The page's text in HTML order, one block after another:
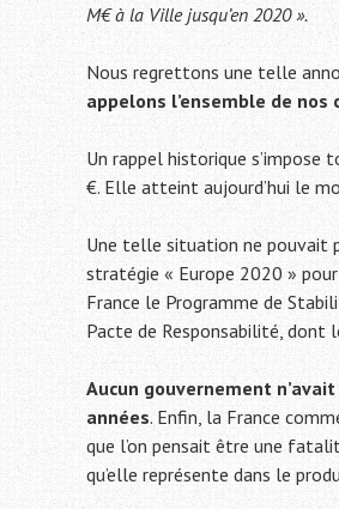
M€ à la Ville jusqu’en 2020 ».
Nous regrettons une telle
appelons l’ensemble de
Un rappel historique s’impose
€. Elle atteint aujourd’hui le
Une telle situation ne pouvait
stratégie « Europe 2020 »
France le Programme de
Pacte de Responsabilité, dont
Aucun gouvernement
années. Enfin, la France
que l’on pensait être une
qu’elle représente dans le